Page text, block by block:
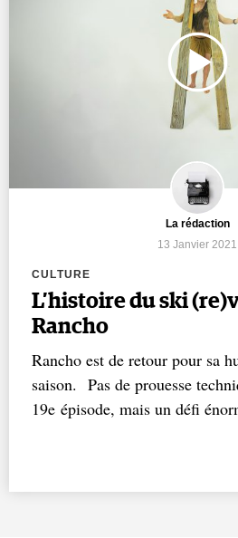
La rédaction
13 Janvier 2021
CULTURE
L’histoire du ski
Rancho
Rancho est de retour pour sa
saison. Pas de prouesse
19e épisode, mais un défi